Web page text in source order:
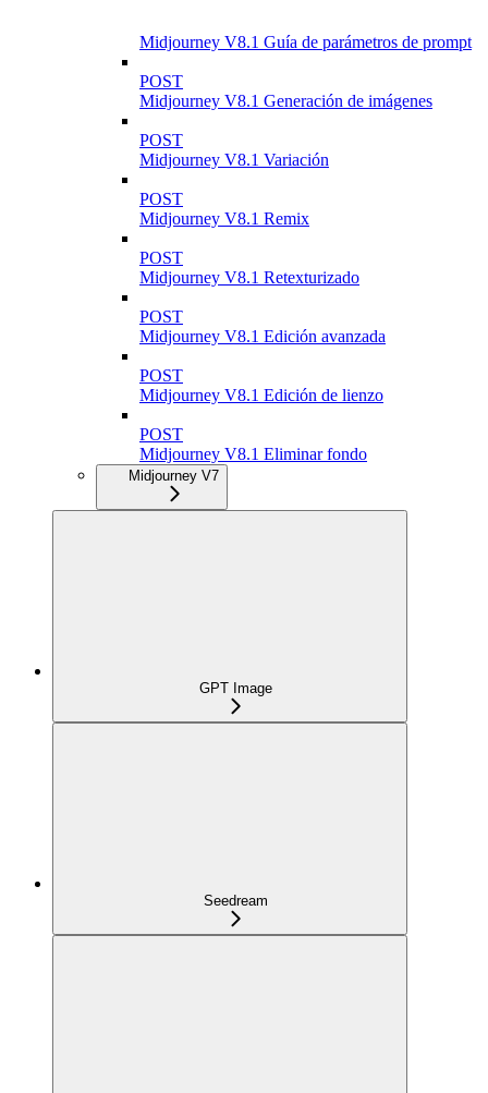
Midjourney V8.1 Guía de parámetros de prompt
POST
Midjourney V8.1 Generación de imágenes
POST
Midjourney V8.1 Variación
POST
Midjourney V8.1 Remix
POST
Midjourney V8.1 Retexturizado
POST
Midjourney V8.1 Edición avanzada
POST
Midjourney V8.1 Edición de lienzo
POST
Midjourney V8.1 Eliminar fondo
Midjourney V7
GPT Image
Seedream